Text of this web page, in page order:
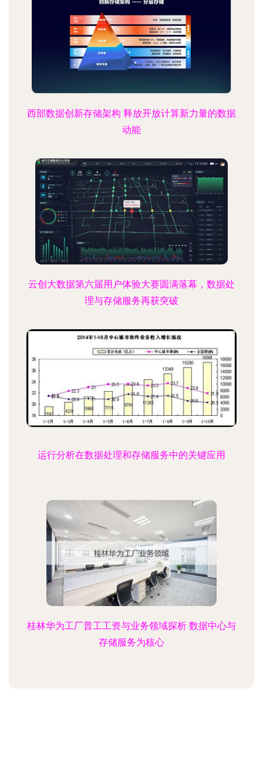
西部数据创新存储架构 释放开放计算新力量的数据
动能
云创大数据第六届用户体验大赛圆满落幕，数据处
理与存储服务再获突破
运行分析在数据处理和存储服务中的关键应用
桂林华为工厂普工工资与业务领域探析 数据中心与
存储服务为核心